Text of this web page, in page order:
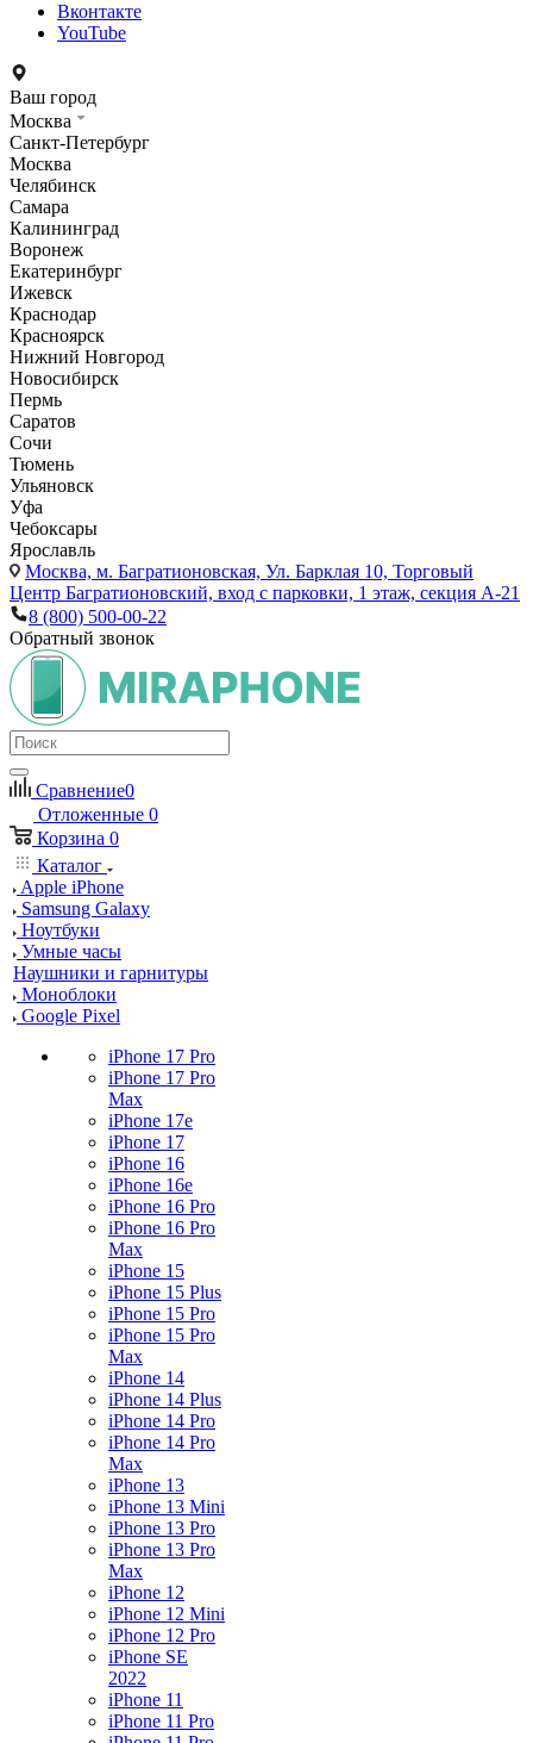
Вконтакте
YouTube
Ваш город
Москва
Санкт-Петербург
Москва
Челябинск
Самара
Калининград
Воронеж
Екатеринбург
Ижевск
Краснодар
Красноярск
Нижний Новгород
Новосибирск
Пермь
Саратов
Сочи
Тюмень
Ульяновск
Уфа
Чебоксары
Ярославль
Москва, м. Багратионовская, Ул. Барклая 10, Торговый
Центр Багратионовский, вход с парковки, 1 этаж, секция А-21
8 (800) 500-00-22
Обратный звонок
Сравнение0
Отложенные 0
Корзина 0
Каталог
Apple iPhone
Samsung Galaxy
Ноутбуки
Умные часы
Наушники и гарнитуры
Моноблоки
Google Pixel
iPhone 17 Pro
iPhone 17 Pro
Max
iPhone 17e
iPhone 17
iPhone 16
iPhone 16e
iPhone 16 Pro
iPhone 16 Pro
Max
iPhone 15
iPhone 15 Plus
iPhone 15 Pro
iPhone 15 Pro
Max
iPhone 14
iPhone 14 Plus
iPhone 14 Pro
iPhone 14 Pro
Max
iPhone 13
iPhone 13 Mini
iPhone 13 Pro
iPhone 13 Pro
Max
iPhone 12
iPhone 12 Mini
iPhone 12 Pro
iPhone SE
2022
iPhone 11
iPhone 11 Pro